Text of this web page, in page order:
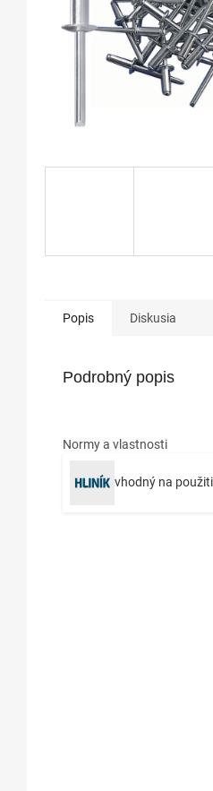
Popis Diskusia
Podrobný popis
Normy a vlastnosti
vhodný na